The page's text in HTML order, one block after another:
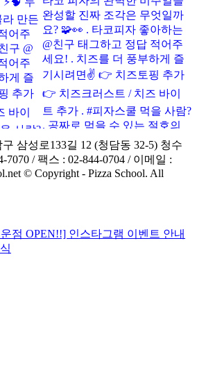
삼성로133길 12 (청담동 32-5) 청수
7070 / 팩스 : 02-844-0704 / 이메일 :
© Copyright - Pizza School. All
점 OPEN!!] 인스타그램 이벤트 안내